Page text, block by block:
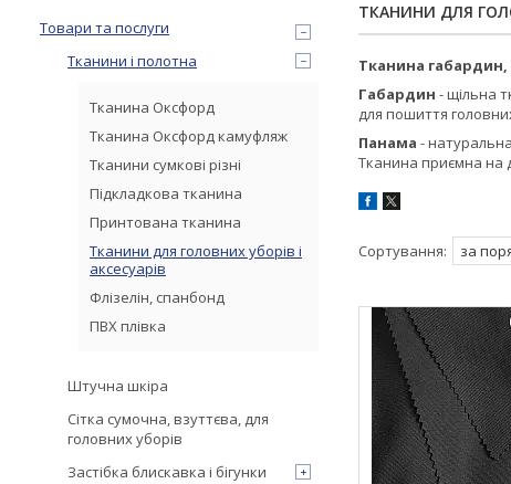
ТКАНИНИ ДЛЯ
Тканина
Габардин - щільна
для пошиття
Панама -
Тканина приємна на
Товари та послуги
Тканини і полотна
Тканина Оксфорд
Тканина Оксфорд камуфляж
Тканини сумкові різні
Підкладкова тканина
Принтована тканина
Тканини для головних уборів і
аксесуарів
Флізелін, спанбонд
ПВХ плівка
Штучна шкіра
Сітка сумочна, взуттєва, для
головних уборів
Застібка блискавка і бігунки